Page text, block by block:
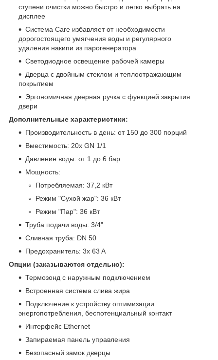
ступени очистки можно быстро и легко выбрать на
дисплее
Система Care избавляет от необходимости
дорогостоящего умягчения воды и регулярного
удаления накипи из парогенератора
Светодиодное освещение рабочей камеры
Дверца с двойным стеклом и теплоотражающим
покрытием
Эргономичная дверная ручка с функцией закрытия
двери
Дополнительные характеристики:
Производительность в день: от 150 до 300 порций
Вместимость: 20х GN 1/1
Давление воды: от 1 до 6 бар
Мощность:
Потребляемая: 37,2 кВт
Режим "Сухой жар": 36 кВт
Режим "Пар": 36 кВт
Труба подачи воды: 3/4"
Сливная труба: DN 50
Предохранитель: 3x 63 A
Опции (заказываются отдельно):
Термозонд с наружным подключением
Встроенная система слива жира
Подключение к устройству оптимизации
энергопотребления, беспотенциальный контакт
Интерфейс Ethernet
Запираемая панель управления
Безопасный замок дверцы